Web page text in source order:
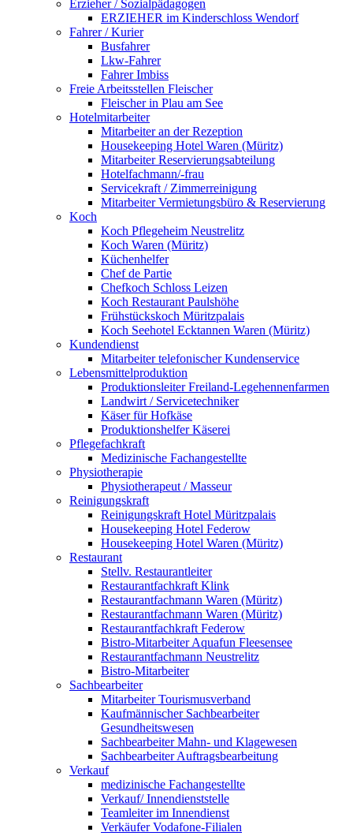
Erzieher / Sozialpädagogen
ERZIEHER im Kinderschloss Wendorf
Fahrer / Kurier
Busfahrer
Lkw-Fahrer
Fahrer Imbiss
Freie Arbeitsstellen Fleischer
Fleischer in Plau am See
Hotelmitarbeiter
Mitarbeiter an der Rezeption
Housekeeping Hotel Waren (Müritz)
Mitarbeiter Reservierungsabteilung
Hotelfachmann/-frau
Servicekraft / Zimmerreinigung
Mitarbeiter Vermietungsbüro & Reservierung
Koch
Koch Pflegeheim Neustrelitz
Koch Waren (Müritz)
Küchenhelfer
Chef de Partie
Chefkoch Schloss Leizen
Koch Restaurant Paulshöhe
Frühstückskoch Müritzpalais
Koch Seehotel Ecktannen Waren (Müritz)
Kundendienst
Mitarbeiter telefonischer Kundenservice
Lebensmittelproduktion
Produktionsleiter Freiland-Legehennenfarmen
Landwirt / Servicetechniker
Käser für Hofkäse
Produktionshelfer Käserei
Pflegefachkraft
Medizinische Fachangestellte
Physiotherapie
Physiotherapeut / Masseur
Reinigungskraft
Reinigungskraft Hotel Müritzpalais
Housekeeping Hotel Federow
Housekeeping Hotel Waren (Müritz)
Restaurant
Stellv. Restaurantleiter
Restaurantfachkraft Klink
Restaurantfachmann Waren (Müritz)
Restaurantfachmann Waren (Müritz)
Restaurantfachkraft Federow
Bistro-Mitarbeiter Aquafun Fleesensee
Restaurantfachmann Neustrelitz
Bistro-Mitarbeiter
Sachbearbeiter
Mitarbeiter Tourismusverband
Kaufmännischer Sachbearbeiter
Gesundheitswesen
Sachbearbeiter Mahn- und Klagewesen
Sachbearbeiter Auftragsbearbeitung
Verkauf
medizinische Fachangestellte
Verkauf/ Innendienststelle
Teamleiter im Innendienst
Verkäufer Vodafone-Filialen